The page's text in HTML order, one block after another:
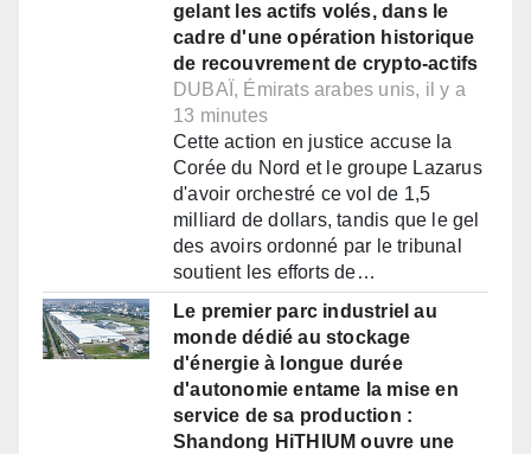
gelant les actifs volés, dans le
cadre d'une opération historique
de recouvrement de crypto-actifs
DUBAÏ, Émirats arabes unis, il y a
13 minutes
Cette action en justice accuse la
Corée du Nord et le groupe Lazarus
d'avoir orchestré ce vol de 1,5
milliard de dollars, tandis que le gel
des avoirs ordonné par le tribunal
soutient les efforts de…
Le premier parc industriel au
monde dédié au stockage
d'énergie à longue durée
d'autonomie entame la mise en
service de sa production :
Shandong HiTHIUM ouvre une